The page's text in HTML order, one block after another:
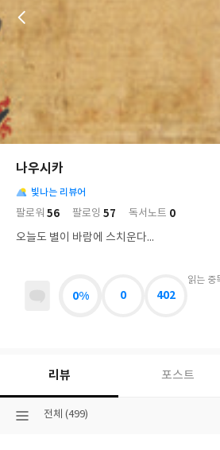
나우시카
님
의
사
락
빛나는 리뷰어
팔로워 56 팔로잉 57 독서노트 0
오늘도 별이 바람에 스치운다...
읽는 중
0% 0 402
리뷰 포스트
선
전체 (499)